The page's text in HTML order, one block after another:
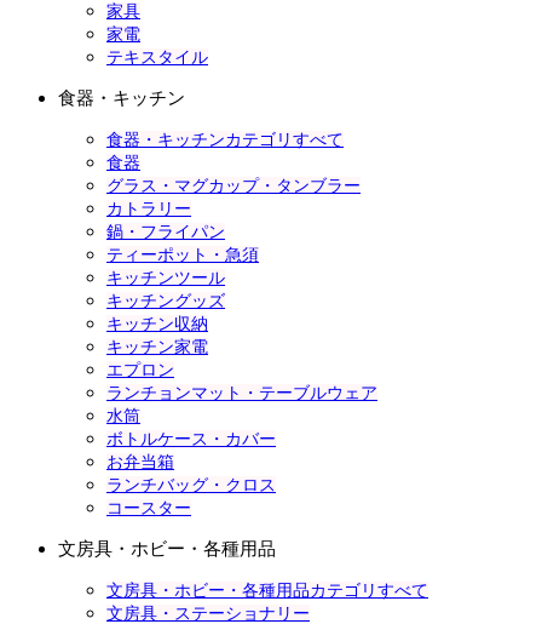
家具
家電
テキスタイル
食器・キッチン
食器・キッチンカテゴリすべて
食器
グラス・マグカップ・タンブラー
カトラリー
鍋・フライパン
ティーポット・急須
キッチンツール
キッチングッズ
キッチン収納
キッチン家電
エプロン
ランチョンマット・テーブルウェア
水筒
ボトルケース・カバー
お弁当箱
ランチバッグ・クロス
コースター
文房具・ホビー・各種用品
文房具・ホビー・各種用品カテゴリすべて
文房具・ステーショナリー